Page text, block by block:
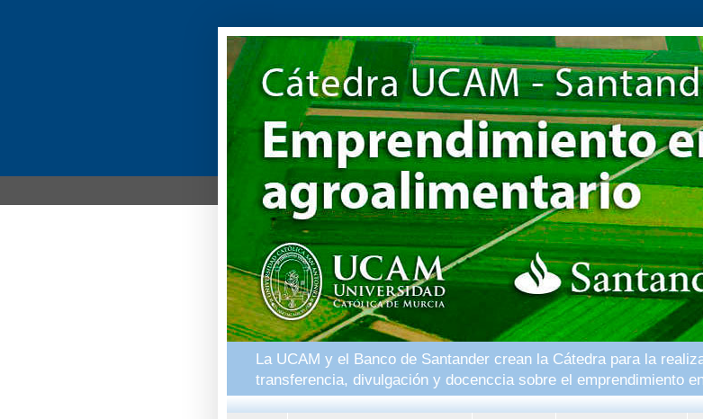
La UCAM y el Banco de Santander crean la Cátedra para la
transferencia, divulgación y docenccia sobre el emprendimiento